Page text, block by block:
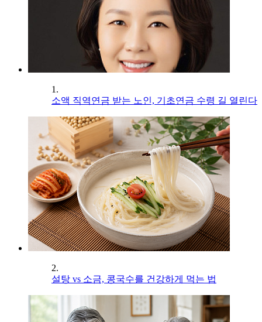
1.
소액 직역연금 받는 노인, 기초연금 수령 길 열린다
2.
설탕 vs 소금, 콩국수를 건강하게 먹는 법